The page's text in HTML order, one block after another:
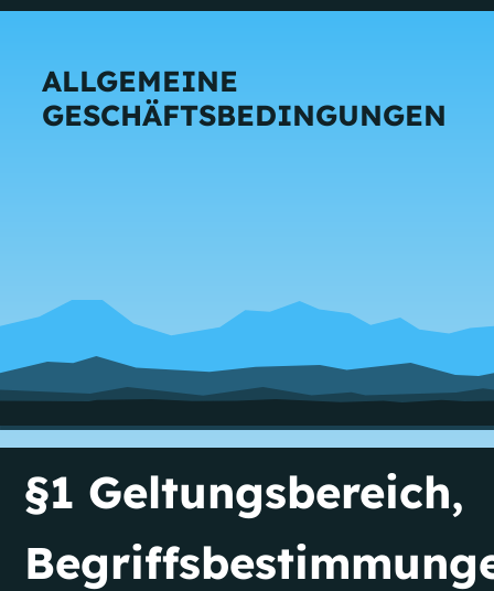
ALLGEMEINE
GESCHÄFTSBEDINGUNGEN
§1 Geltungsbereich,